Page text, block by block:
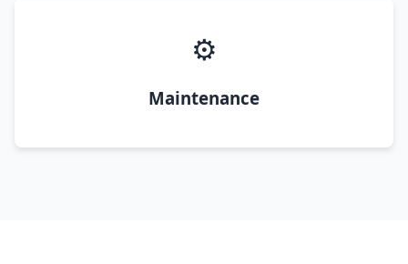
⚙️
Maintenance